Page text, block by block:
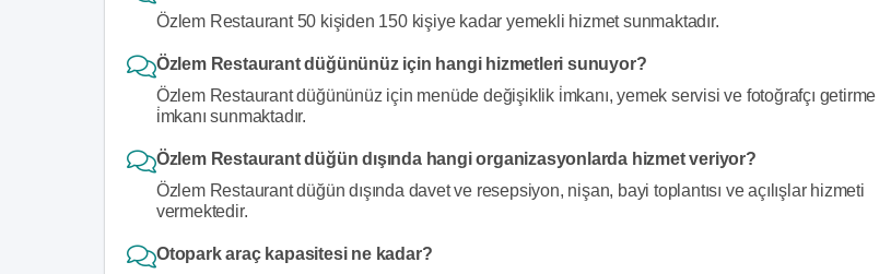
Özlem Restaurant 50 kişiden 150 kişiye kadar yemekli hizmet sunmaktadır.
Özlem Restaurant düğününüz için hangi hizmetleri sunuyor?
Özlem Restaurant düğününüz için menüde değişiklik i̇mkanı, yemek servisi ve fotoğrafçı getirme
i̇mkanı sunmaktadır.
Özlem Restaurant düğün dışında hangi organizasyonlarda hizmet veriyor?
Özlem Restaurant düğün dışında davet ve resepsiyon, nişan, bayi toplantısı ve açılışlar hizmeti
vermektedir.
Otopark araç kapasitesi ne kadar?